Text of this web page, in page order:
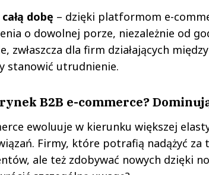
dobę – dzięki platformom e-
o dowolnej porze, niezależnie od
zwłaszcza dla firm działających
stanowić utrudnienie.
B2B e-commerce?
ewoluuje w kierunku większej
Firmy, które potrafią nadążyć za
ale też zdobywać nowych dzięki